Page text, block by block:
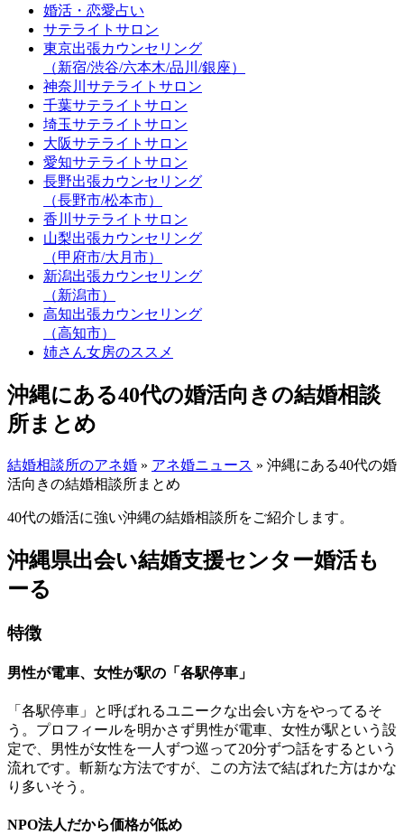
婚活・恋愛占い
サテライトサロン
東京出張カウンセリング
（新宿/渋谷/六本木/品川/銀座）
神奈川サテライトサロン
千葉サテライトサロン
埼玉サテライトサロン
大阪サテライトサロン
愛知サテライトサロン
長野出張カウンセリング
（長野市/松本市）
香川サテライトサロン
山梨出張カウンセリング
（甲府市/大月市）
新潟出張カウンセリング
（新潟市）
高知出張カウンセリング
（高知市）
姉さん女房のススメ
沖縄にある40代の婚活向きの結婚相談
所まとめ
結婚相談所のアネ婚 » アネ婚ニュース » 沖縄にある40代の婚
活向きの結婚相談所まとめ
40代の婚活に強い沖縄の結婚相談所をご紹介します。
沖縄県出会い結婚支援センター婚活も
ーる
特徴
男性が電車、女性が駅の「各駅停車」
「各駅停車」と呼ばれるユニークな出会い方をやってるそ
う。プロフィールを明かさず男性が電車、女性が駅という設
定で、男性が女性を一人ずつ巡って20分ずつ話をするという
流れです。斬新な方法ですが、この方法で結ばれた方はかな
り多いそう。
NPO法人だから価格が低め